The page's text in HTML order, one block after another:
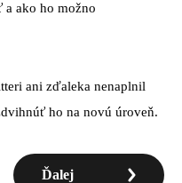
a ako ho možno
ani zďaleka nenaplnil
ho na novú úroveň.
Ďalej